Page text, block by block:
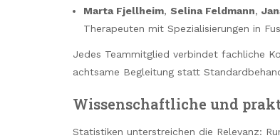
Marta Fjellheim, Selina Feldmann,
Therapeuten mit Spezialisierungen in
Jedes Teammitglied verbindet fachliche
achtsame Begleitung statt
Wissenschaftliche und
Statistiken unterstreichen die Relevanz: